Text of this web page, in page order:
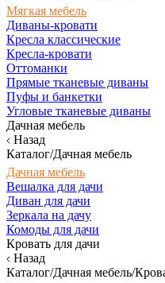
Мягкая мебель
Диваны-кровати
Кресла классические
Кресла-кровати
Оттоманки
Прямые тканевые диваны
Пуфы и банкетки
Угловые тканевые диваны
Дачная мебель
Назад
Каталог/Дачная мебель
Дачная мебель
Вешалка для дачи
Диван для дачи
Зеркала на дачу
Комоды для дачи
Кровать для дачи
Назад
Каталог/Дачная мебель/